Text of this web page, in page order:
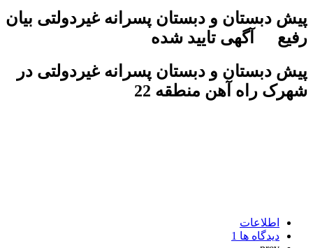
پیش دبستان و دبستان پسرانه غیردولتی بیان
رفیع
آگهی تایید شده
پیش دبستان و دبستان پسرانه غیردولتی در
شهرک راه آهن منطقه 22
اطلاعات
دیدگاه ها 1